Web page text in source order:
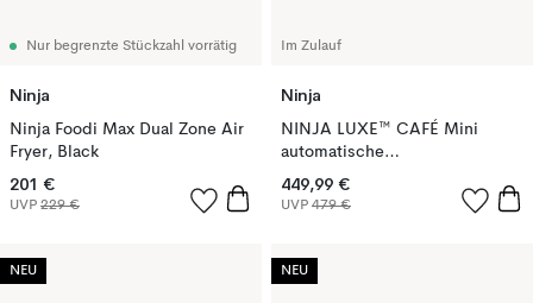
Nur begrenzte Stückzahl vorrätig
Ninja
Ninja Foodi Max Dual Zone Air
Fryer, Black
201 €
UVP 229 €
Im Zulauf
Ninja
NINJA LUXE™ CAFÉ Mini
automatische
Espressomaschine, Black
449,99 €
UVP 479 €
NEU NEU